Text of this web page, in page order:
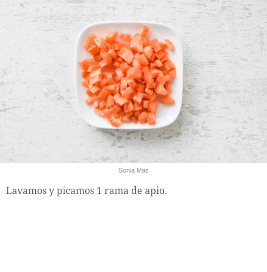
Sonia Mas
Lavamos y picamos 1 rama de apio.